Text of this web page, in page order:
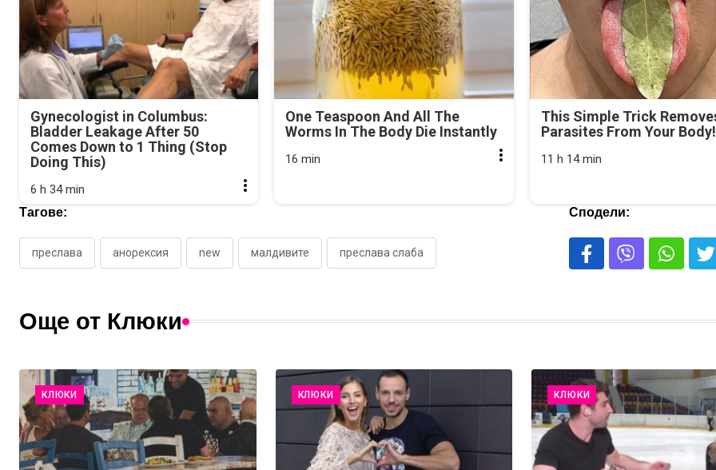
Gynecologist in Columbus:
Bladder Leakage After 50
Comes Down to 1 Thing (Stop
Doing This)
6 h 34 min
One Teaspoon And All The
Worms In The Body Die Instantly
16 min
This Simple Trick
Parasites From Your Body!
11 h 14 min
Тагове:
преслава анорексия new малдивите преслава слаба
Сподели:
Още от Клюки
КЛЮКИ КЛЮКИ КЛЮКИ